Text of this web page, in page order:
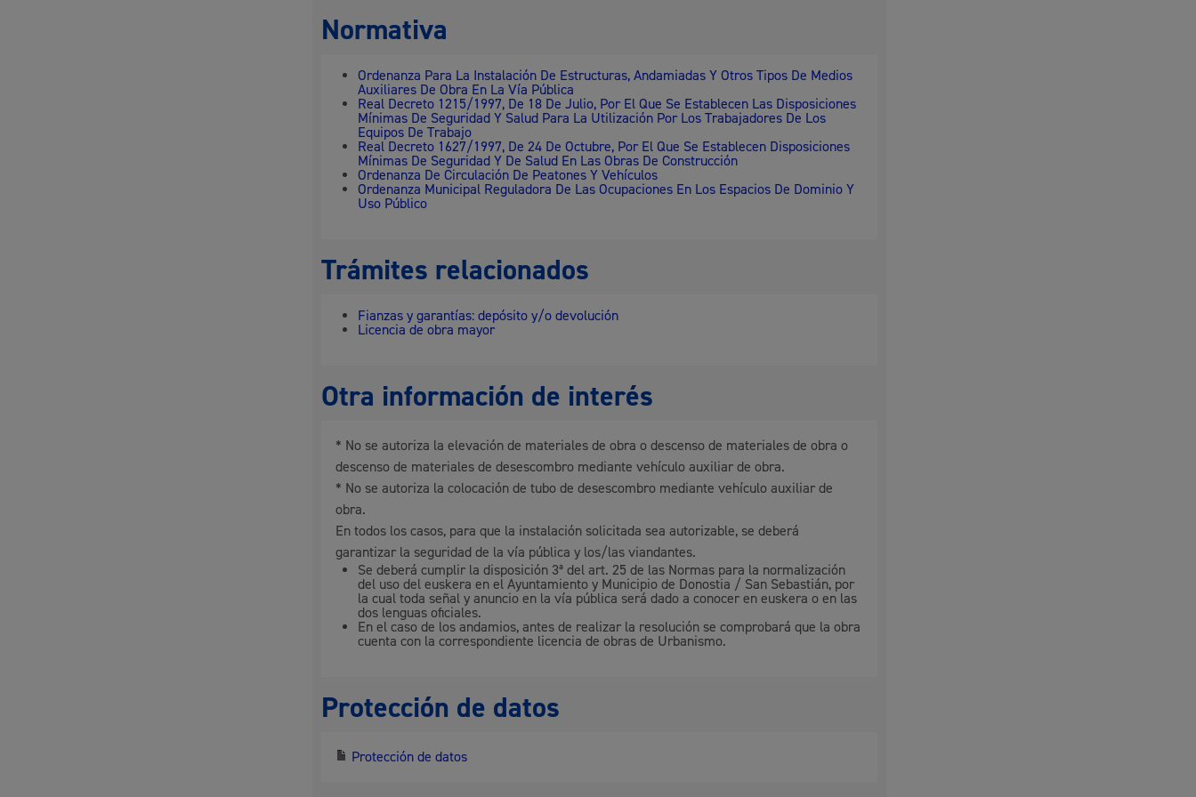
Normativa
Ordenanza Para La Instalación De Estructuras, Andamiadas Y Otros Tipos De Medios
Auxiliares De Obra En La Vía Pública
Real Decreto 1215/1997, De 18 De Julio, Por El Que Se Establecen Las Disposiciones
Mínimas De Seguridad Y Salud Para La Utilización Por Los Trabajadores De Los
Equipos De Trabajo
Real Decreto 1627/1997, De 24 De Octubre, Por El Que Se Establecen Disposiciones
Mínimas De Seguridad Y De Salud En Las Obras De Construcción
Ordenanza De Circulación De Peatones Y Vehículos
Ordenanza Municipal Reguladora De Las Ocupaciones En Los Espacios De Dominio Y
Uso Público
Trámites relacionados
Fianzas y garantías: depósito y/o devolución
Licencia de obra mayor
Otra información de interés
* No se autoriza la elevación de materiales de obra o descenso de materiales de obra o
descenso de materiales de desescombro mediante vehículo auxiliar de obra.
* No se autoriza la colocación de tubo de desescombro mediante vehículo auxiliar de
obra.
En todos los casos, para que la instalación solicitada sea autorizable, se deberá
garantizar la seguridad de la vía pública y los/las viandantes.
Se deberá cumplir la disposición 3ª del art. 25 de las Normas para la normalización
del uso del euskera en el Ayuntamiento y Municipio de Donostia / San Sebastián, por
la cual toda señal y anuncio en la vía pública será dado a conocer en euskera o en las
dos lenguas oficiales.
En el caso de los andamios, antes de realizar la resolución se comprobará que la obra
cuenta con la correspondiente licencia de obras de Urbanismo.
Protección de datos
Protección de datos